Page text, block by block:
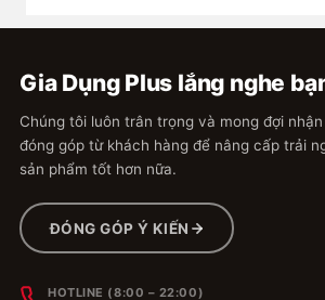
Gia Dụng Plus lắng nghe
Chúng tôi luôn trân trọng và mong đợi
đóng góp từ khách hàng để nâng cấp trải
sản phẩm tốt hơn nữa.
ĐÓNG GÓP Ý KIẾN
HOTLINE (8:00 – 22:00)